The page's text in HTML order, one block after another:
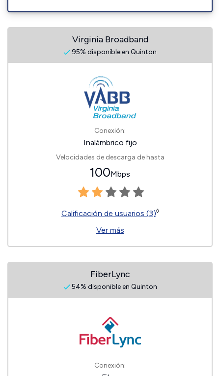
Virginia Broadband
95% disponible en Quinton
Conexión:
Inalámbrico fijo
Velocidades de descarga de hasta
100Mbps
Calificación de usuarios (3)◊
Ver más
FiberLync
54% disponible en Quinton
Conexión: